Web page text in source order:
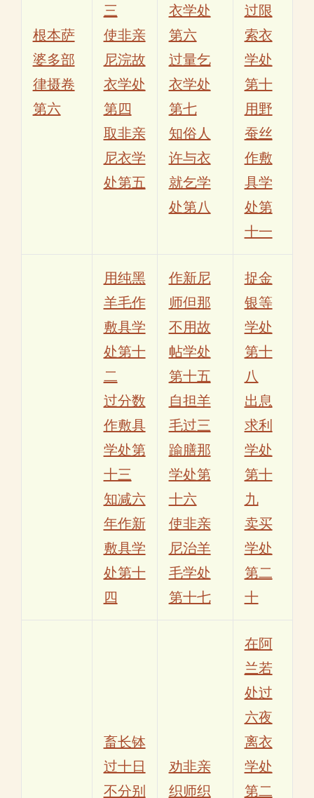
根本萨
婆多部
律摄卷
第六
三
使非亲
尼浣故
衣学处
第四
取非亲
尼衣学
处第五
衣学处
第六
过量乞
衣学处
第七
知俗人
许与衣
就乞学
处第八
过限
索衣
学处
第十
用野
蚕丝
作敷
具学
处第
十一
用纯黑
羊毛作
敷具学
处第十
二
过分数
作敷具
学处第
十三
知减六
年作新
敷具学
处第十
四
作新尼
师但那
不用故
帖学处
第十五
自担羊
毛过三
踰膳那
学处第
十六
使非亲
尼治羊
毛学处
第十七
捉金
银等
学处
第十
八
出息
求利
学处
第十
九
卖买
学处
第二
十
畜长钵
过十日
不分别
劝非亲
织师织
在阿
兰若
处过
六夜
离衣
学处
第二